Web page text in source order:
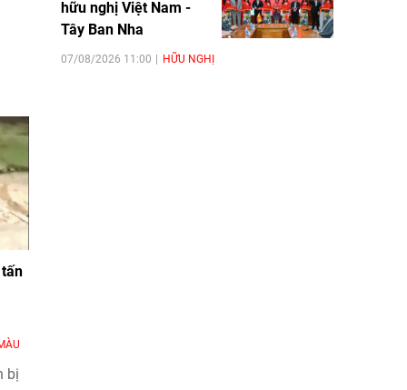
bị
hữu nghị Việt Nam -
Tây Ban Nha
07/08/2026 11:00 HỮU NGHỊ